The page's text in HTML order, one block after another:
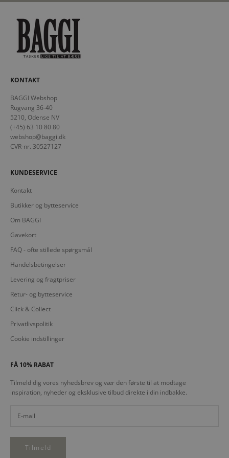
KONTAKT
BAGGI Webshop
Rugvang 36-40
5210, Odense NV
(+45) 63 10 80 80
webshop@baggi.dk
CVR-nr. 30527127
KUNDESERVICE
Kontakt
Butikker og bytteservice
Om BAGGI
Gavekort
FAQ - ofte stillede spørgsmål
Handelsbetingelser
Levering og fragtpriser
Retur- og bytteservice
Click & Collect
Privatlivspolitik
Cookie indstillinger
FÅ 10% RABAT
Tilmeld dig vores nyhedsbrev og vær den første til at modtage
inspiration, nyheder og eksklusive tilbud direkte i din indbakke.
Tilmeld